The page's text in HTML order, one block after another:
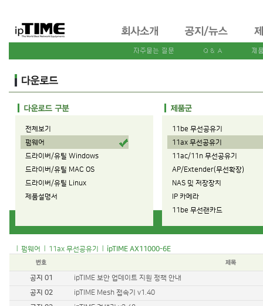
전체보기
펌웨어
드라이버/유틸 Windows
드라이버/유틸 MAC OS
드라이버/유틸 Linux
제품설명서
11be 무선공유기
11ax 무선공유기
11ac/11n 무선공유기
AP/Extender(무선확장)
NAS 및 저장장치
IP 카메라
11be 무선랜카드
기가비트 허브
| 펌웨어 | 11ax 무선공유기 | ipTIME AX11000-6E
공지 01
ipTIME 보안 업데이트 지원 정책 안내
공지 02
ipTIME Mesh 접속기 v1.40